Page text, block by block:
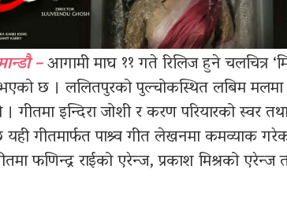
–आगामी माघ ११ गते रिलिज हुने चलचित्र
भएको छ । ललितपुरको पुल्चोकस्थित लबिम
। गीतमा इन्दिरा जोशी र करण परियारको
यही गीतमार्फत पाश्र्व गीत लेखनमा कमव्याक
फणिन्द्र राईको एरेन्ज, प्रकाश मिश्रको